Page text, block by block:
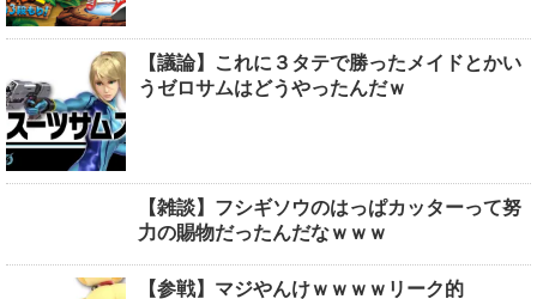
【議論】これに３タテで勝ったメイドとかい
うゼロサムはどうやったんだｗ
【雑談】フシギソウのはっぱカッターって努
力の賜物だったんだなｗｗｗ
【参戦】マジやんけｗｗｗｗリーク的